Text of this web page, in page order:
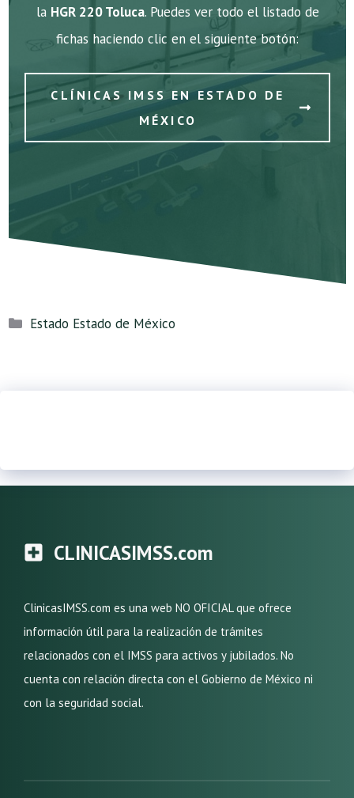
la HGR 220 Toluca. Puedes ver todo el listado de
fichas haciendo clic en el siguiente botón:
CLÍNICAS IMSS EN ESTADO DE
MÉXICO
Categorías
Estado Estado de México
CLINICASIMSS.com
ClinicasIMSS.com es una web NO OFICIAL que ofrece
información útil para la realización de trámites
relacionados con el IMSS para activos y jubilados. No
cuenta con relación directa con el Gobierno de México ni
con la seguridad social.